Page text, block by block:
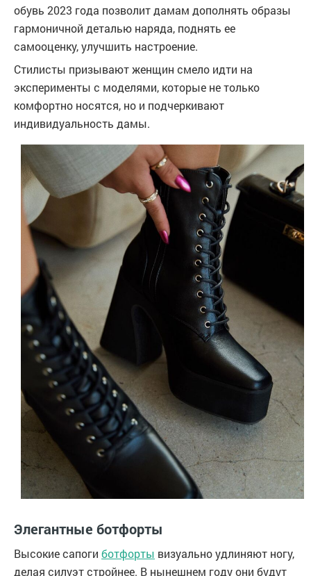
обувь 2023 года позволит дамам дополнять образы
гармоничной деталью наряда, поднять ее
самооценку, улучшить настроение.
Стилисты призывают женщин смело идти на
эксперименты с моделями, которые не только
комфортно носятся, но и подчеркивают
индивидуальность дамы.
Элегантные ботфорты
Высокие сапоги ботфорты визуально удлиняют ногу,
делая силуэт стройнее. В нынешнем году они будут